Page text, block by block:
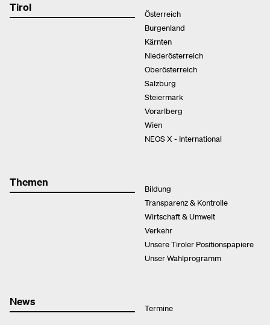
Tirol
Österreich
Burgenland
Kärnten
Niederösterreich
Oberösterreich
Salzburg
Steiermark
Vorarlberg
Wien
NEOS X - International
Themen
Bildung
Transparenz & Kontrolle
Wirtschaft & Umwelt
Verkehr
Unsere Tiroler Positionspapiere
Unser Wahlprogramm
News
Termine